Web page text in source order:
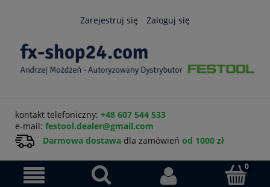
Zarejestruj się Zaloguj się
kontakt telefoniczny: +48 607 544 533
e-mail: festool.dealer@gmail.com
Darmowa dostawa dla zamówień od 1000 zł